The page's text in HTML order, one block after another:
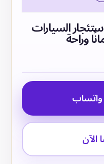
السياراتوراحة
واتساب
الآن